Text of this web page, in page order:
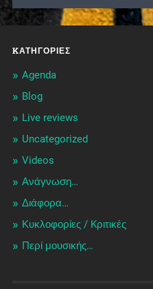
KΑΤΗΓΟΡΊΕΣ
Agenda
Blog
Live reviews
Uncategorized
Videos
Ανάγνωση…
Διάφορα…
Κυκλοφορίες / Kριτικές
Περί μουσικής…